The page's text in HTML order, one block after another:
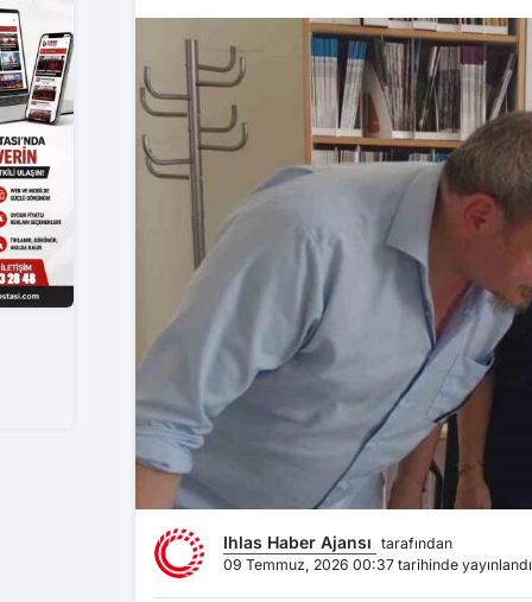
Ihlas Haber Ajansı tarafından
09 Temmuz, 2026 00:37 tarihinde yayınlandı